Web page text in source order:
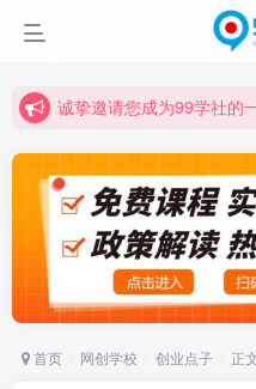
诚挚邀请您成为99学社的
诚挚邀请您成为99学社的
学习路上不孤独，99学社与你同行！分享全网优质VIP资源，炒股
首页 网创学校 创业点子 正